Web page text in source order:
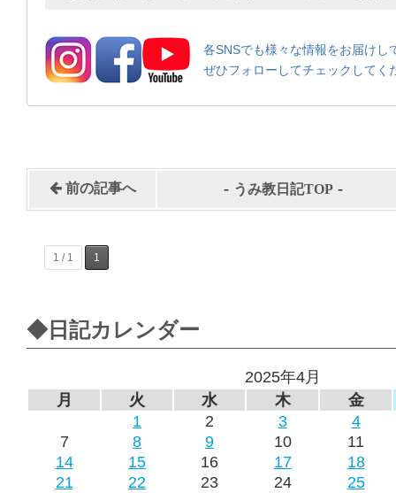
各SNSでも様々な情報をお届けし
ぜひフォローしてチェックしてく
前の記事へ - うみ教日記TOP -
1 / 1 1
◆日記カレンダー
2025年4月
月
火 水 木
金
1
2 3
4
7
8 9 10
11
14
15 16 17
18
21
22 23 24 25